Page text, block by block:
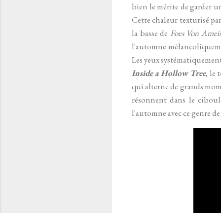
bien le mérite de garder
Cette chaleur texturisé
la basse de Foes Von
l'automne
Les yeux
Inside a Hollow Tree, le
qui alterne de grands
résonnent dans le
l'automne avec ce genre